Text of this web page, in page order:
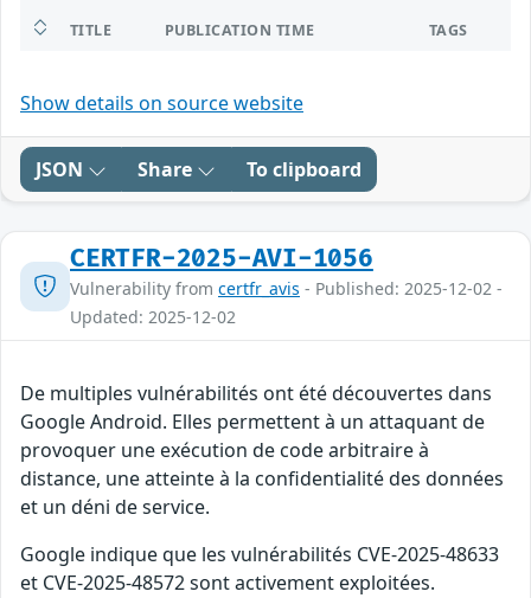
TITLE PUBLICATION TIME TAGS
Show details on source website
JSON Share To clipboard
CERTFR-2025-AVI-1056
Vulnerability from certfr_avis - Published: 2025-12-02 -
Updated: 2025-12-02
De multiples vulnérabilités ont été découvertes dans
Google Android. Elles permettent à un attaquant de
provoquer une exécution de code arbitraire à
distance, une atteinte à la confidentialité des données
et un déni de service.
Google indique que les vulnérabilités CVE-2025-48633
et CVE-2025-48572 sont activement exploitées.